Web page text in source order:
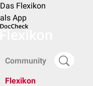
Das Flexikon
als App
Community
Flexikon